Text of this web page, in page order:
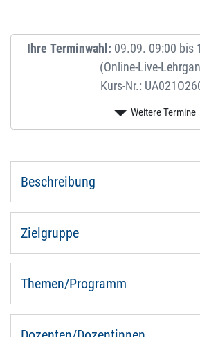
Ihre Terminwahl: 09.09. 09:00 bis
(Online-Live-
Kurs-Nr.:
Beschreibung
Zielgruppe
Themen/Programm